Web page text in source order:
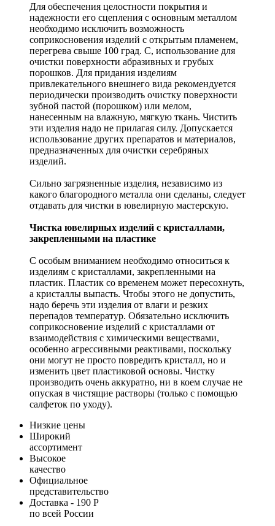
Для обеспечения целостности покрытия и
надежности его сцепления с основным металлом
необходимо исключить возможность
соприкосновения изделий с открытым пламенем,
перегрева свыше 100 град. С, использование для
очистки поверхности абразивных и грубых
порошков. Для придания изделиям
привлекательного внешнего вида рекомендуется
периодически производить очистку поверхности
зубной пастой (порошком) или мелом,
нанесенным на влажную, мягкую ткань. Чистить
эти изделия надо не прилагая силу. Допускается
использование других препаратов и материалов,
предназначенных для очистки серебряных
изделий.
Сильно загрязненные изделия, независимо из
какого благородного металла они сделаны, следует
отдавать для чистки в ювелирную мастерскую.
Чистка ювелирных изделий с кристаллами,
закрепленными на пластике
С особым вниманием необходимо относиться к
изделиям с кристаллами, закрепленными на
пластик. Пластик со временем может пересохнуть,
а кристаллы выпасть. Чтобы этого не допустить,
надо беречь эти изделия от влаги и резких
перепадов температур. Обязательно исключить
соприкосновение изделий с кристаллами от
взаимодействия с химическими веществами,
особенно агрессивными реактивами, поскольку
они могут не просто повредить кристалл, но и
изменить цвет пластиковой основы. Чистку
производить очень аккуратно, ни в коем случае не
опуская в чистящие растворы (только с помощью
салфеток по уходу).
Низкие цены
Широкий
ассортимент
Высокое
качество
Официальное
представительство
Доставка - 190 Р
по всей России